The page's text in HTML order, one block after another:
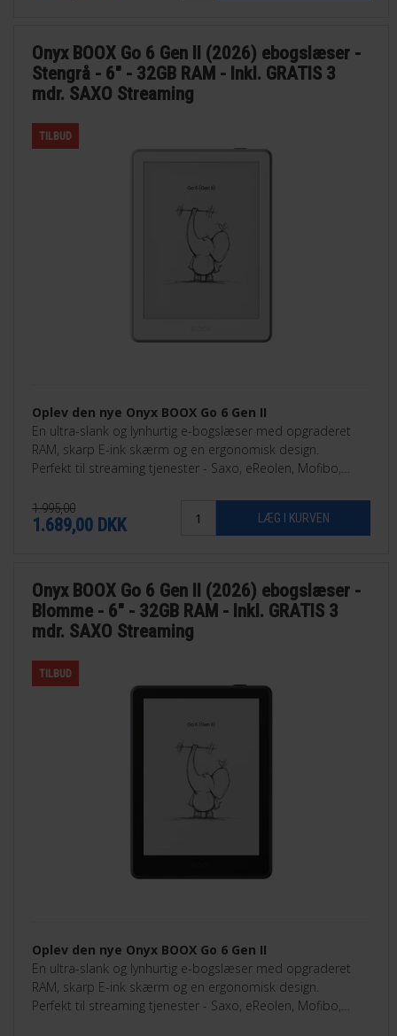
Onyx BOOX Go 6 Gen II (2026) ebogslæser -
Stengrå - 6" - 32GB RAM - Inkl. GRATIS 3
mdr. SAXO Streaming
TILBUD
Oplev den nye Onyx BOOX Go 6 Gen II
En ultra-slank og lynhurtig e-bogslæser med opgraderet
RAM, skarp E-ink skærm og en ergonomisk design.
Perfekt til streaming tjenester - Saxo, eReolen, Mofibo,
1.995,00
1.689,00 DKK
Onyx BOOX Go 6 Gen II (2026) ebogslæser -
Blomme - 6" - 32GB RAM - Inkl. GRATIS 3
mdr. SAXO Streaming
TILBUD
Oplev den nye Onyx BOOX Go 6 Gen II
En ultra-slank og lynhurtig e-bogslæser med opgraderet
RAM, skarp E-ink skærm og en ergonomisk design.
Perfekt til streaming tjenester - Saxo, eReolen, Mofibo,